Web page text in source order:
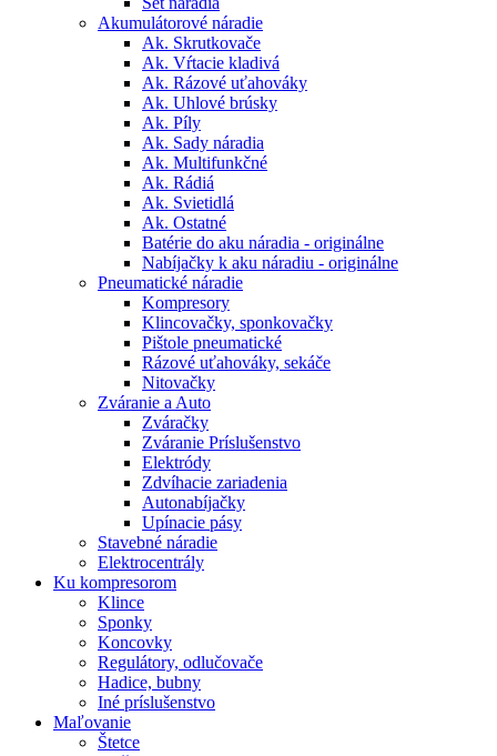
Akumulátorové náradie
Ak. Skrutkovače
Ak. Vŕtacie kladivá
Ak. Rázové uťahováky
Ak. Uhlové brúsky
Ak. Píly
Ak. Sady náradia
Ak. Multifunkčné
Ak. Rádiá
Ak. Svietidlá
Ak. Ostatné
Batérie do aku náradia - originálne
Nabíjačky k aku náradiu - originálne
Pneumatické náradie
Kompresory
Klincovačky, sponkovačky
Pištole pneumatické
Rázové uťahováky, sekáče
Nitovačky
Zváranie a Auto
Zváračky
Zváranie Príslušenstvo
Elektródy
Zdvíhacie zariadenia
Autonabíjačky
Upínacie pásy
Stavebné náradie
Elektrocentrály
Ku kompresorom
Klince
Sponky
Koncovky
Regulátory, odlučovače
Hadice, bubny
Iné príslušenstvo
Maľovanie
Štetce